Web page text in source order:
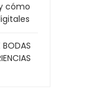
cómo
BODAS